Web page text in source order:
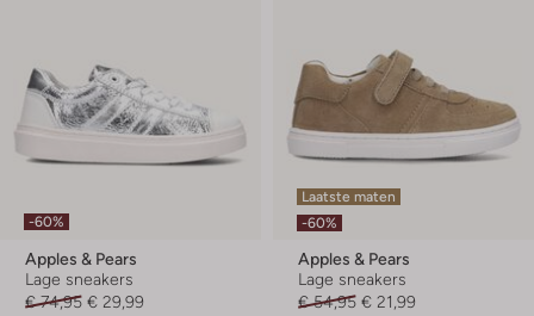
-60%
Apples & Pears
Lage sneakers
€ 74,95 € 29,99
Laatste maten
-60%
Apples & Pears
Lage sneakers
€ 54,95 € 21,99